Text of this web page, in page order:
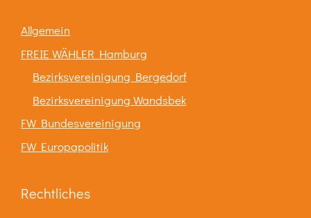
Allgemein
FREIE WÄHLER Hamburg
Bezirksvereinigung Bergedorf
Bezirksvereinigung Wandsbek
FW Bundesvereinigung
FW Europapolitik
Rechtliches